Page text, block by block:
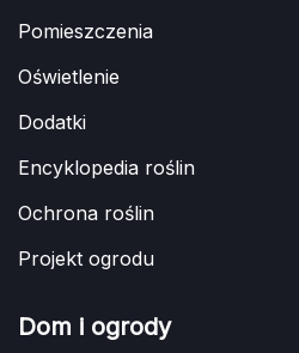
Pomieszczenia
Oświetlenie
Dodatki
Encyklopedia roślin
Ochrona roślin
Projekt ogrodu
Dom i ogrody